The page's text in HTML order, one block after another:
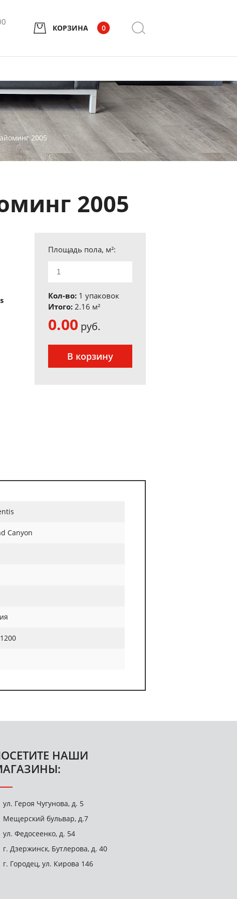
КОРЗИНА 0
2005
2005
Площадь пола, м²:
Кол-во: 1 упаковок
Итого: 2.16 м²
0.00 руб.
В корзину
Canyon
НАШИ
ул. Героя Чугунова, д. 5
Мещерский бульвар, д.7
ул. Федосеенко, д. 54
г. Дзержинск, Бутлерова, д. 40
г. Городец, ул. Кирова 146